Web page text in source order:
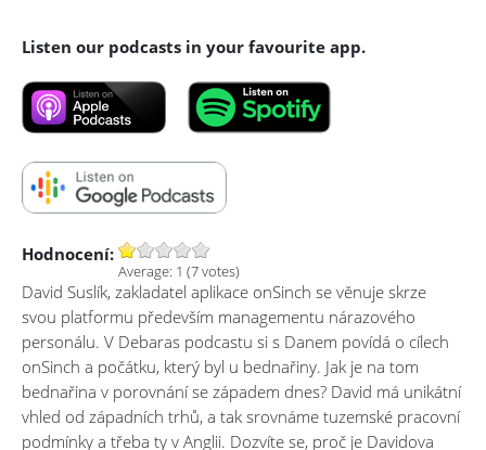
Listen our podcasts in your favourite app.
Hodnocení:
Average: 1 (7votes)
David Suslík, zakladatel aplikace onSinch se věnuje skrze
svou platformu především managementu nárazového
personálu. V Debaras podcastu si s Danem povídá o cílech
onSinch a počátku, který byl u bednařiny. Jak je na tom
bednařina v porovnání se západem dnes? David má unikátní
vhled od západních trhů, a tak srovnáme tuzemské pracovní
podmínky a třeba ty v Anglii. Dozvíte se, proč je Davidova